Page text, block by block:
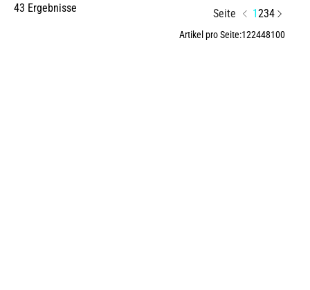
43 Ergebnisse Seite 1234
Artikel pro Seite:122448100